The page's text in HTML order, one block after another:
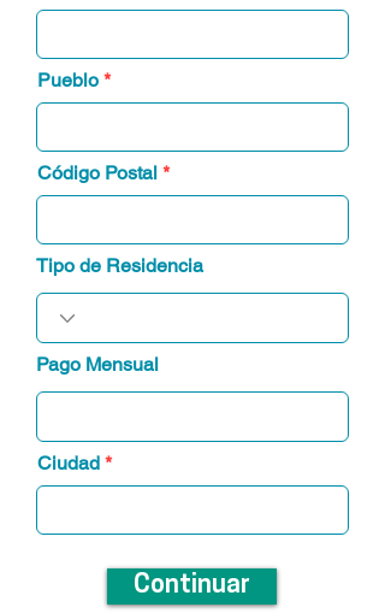
Pueblo
Código Postal
Tipo de Residencia
Pago Mensual
Ciudad
Continuar